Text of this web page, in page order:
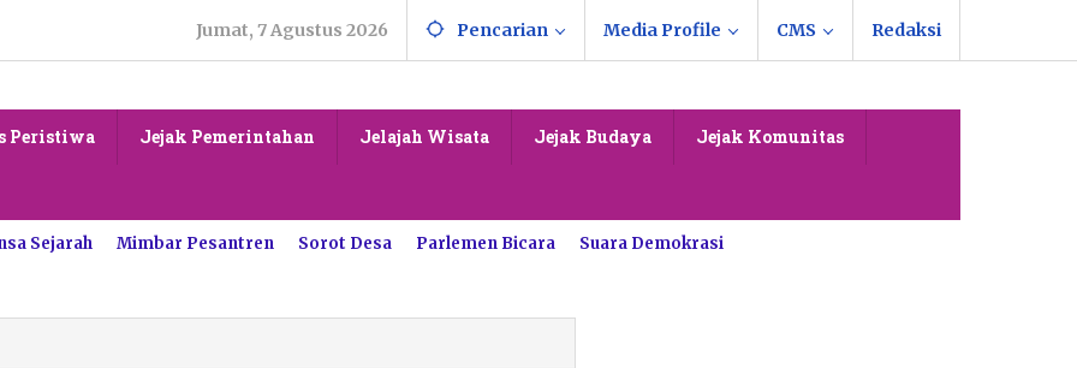
Jumat, 7 Agustus 2026 Pencarian Media Profile CMS Redaksi
Peristiwa Jejak Pemerintahan Jelajah Wisata Jejak Budaya Jejak Komunitas
Sejarah Mimbar Pesantren Sorot Desa Parlemen Bicara Suara Demokrasi